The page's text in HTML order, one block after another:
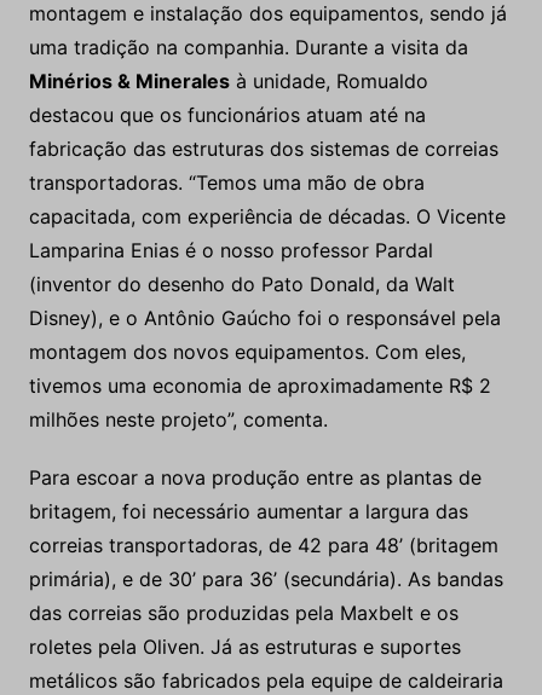
montagem e instalação dos equipamentos, sendo já
uma tradição na companhia. Durante a visita da
Minérios & Mineralesà unidade, Romualdo
destacou que os funcionários atuam até na
fabricação das estruturas dos sistemas de correias
transportadoras. “Temos uma mão de obra
capacitada, com experiência de décadas. O Vicente
Lamparina Enias é o nosso professor Pardal
(inventor do desenho do Pato Donald, da Walt
Disney), e o Antônio Gaúcho foi o responsável pela
montagem dos novos equipamentos. Com eles,
tivemos uma economia de aproximadamente R$ 2
milhões neste projeto”, comenta.
Para escoar a nova produção entre as plantas de
britagem, foi necessário aumentar a largura das
correias transportadoras, de 42 para 48’ (britagem
primária), e de 30’ para 36’ (secundária). As bandas
das correias são produzidas pela Maxbelt e os
roletes pela Oliven. Já as estruturas e suportes
metálicos são fabricados pela equipe de caldeiraria